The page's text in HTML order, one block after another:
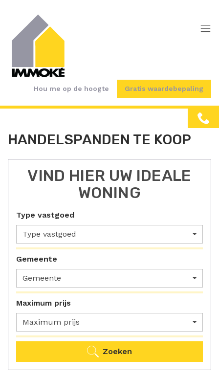
Hou me op de hoogte Gratis waardebepaling
HANDELSPANDEN TE KOOP
VIND HIER UW IDEALE
WONING
Type vastgoed
Type vastgoed
Gemeente
Gemeente
Maximum prijs
Maximum prijs
Zoeken